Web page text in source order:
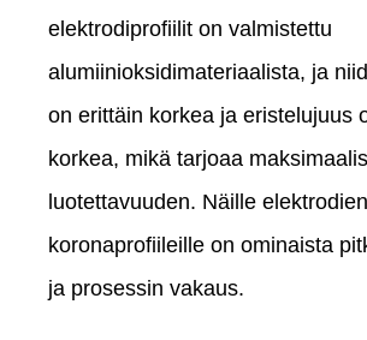
elektrodiprofiilit on valmistettu
alumiinioksidimateriaalista, ja
on erittäin korkea ja eristelujuus
korkea, mikä tarjoaa
luotettavuuden. Näille
koronaprofiileille on ominaista
ja prosessin vakaus.